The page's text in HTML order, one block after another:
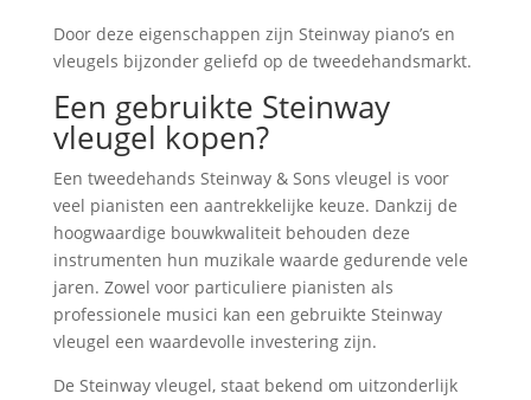
Door deze eigenschappen zijn Steinway piano’s en
vleugels bijzonder geliefd op de tweedehandsmarkt.
Een gebruikte Steinway
vleugel kopen?
Een tweedehands Steinway & Sons vleugel is voor
veel pianisten een aantrekkelijke keuze. Dankzij de
hoogwaardige bouwkwaliteit behouden deze
instrumenten hun muzikale waarde gedurende vele
jaren. Zowel voor particuliere pianisten als
professionele musici kan een gebruikte Steinway
vleugel een waardevolle investering zijn.
De Steinway vleugel, staat bekend om uitzonderlijk